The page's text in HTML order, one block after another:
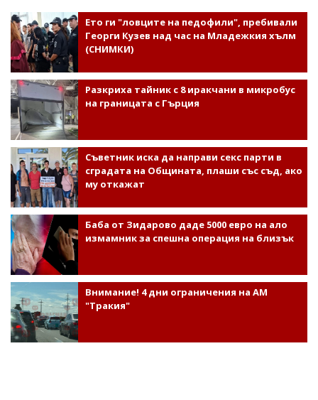
Ето ги "ловците на педофили", пребивали
Георги Кузев над час на Младежкия хълм
(СНИМКИ)
Разкриха тайник с 8 иракчани в микробус
на границата с Гърция
Съветник иска да направи секс парти в
сградата на Общината, плаши със съд, ако
му откажат
Баба от Зидарово даде 5000 евро на ало
измамник за спешна операция на близък
Внимание! 4 дни ограничения на АМ
"Тракия"